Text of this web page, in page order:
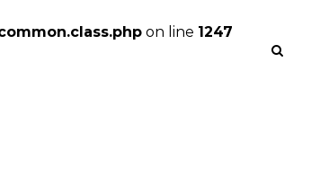
on line 1247